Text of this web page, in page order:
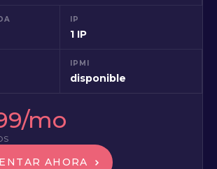
IP
1 IP
IPMI
disponible
mo
AHORA